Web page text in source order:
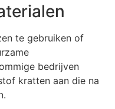
te gebruiken of
bedrijven
kratten aan die na